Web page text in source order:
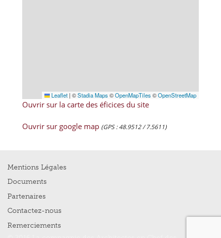
Leaflet | ©Stadia Maps ©OpenMapTiles ©OpenStreetMap
Ouvrir sur la carte des éficices du site
Ouvrir sur google map (GPS : 48.9512 / 7.5611)
Mentions Légales
Documents
Partenaires
Contactez-nous
Remerciements